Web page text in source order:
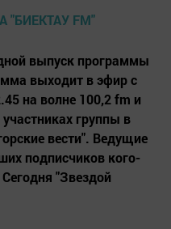
выпуск программы
выходит в эфир с
на волне 100,2 fm и
группы в
вести". Ведущие
подписчиков кого-
"Звездой